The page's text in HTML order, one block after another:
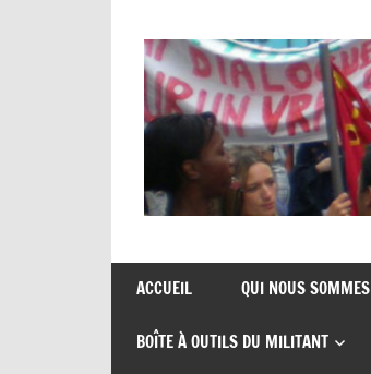
content
CGT
insertion
probation
de
syndicats
insertion
ACCUEIL QUI NOUS SOMMES
BOÎTE À OUTILS DU MILITANT